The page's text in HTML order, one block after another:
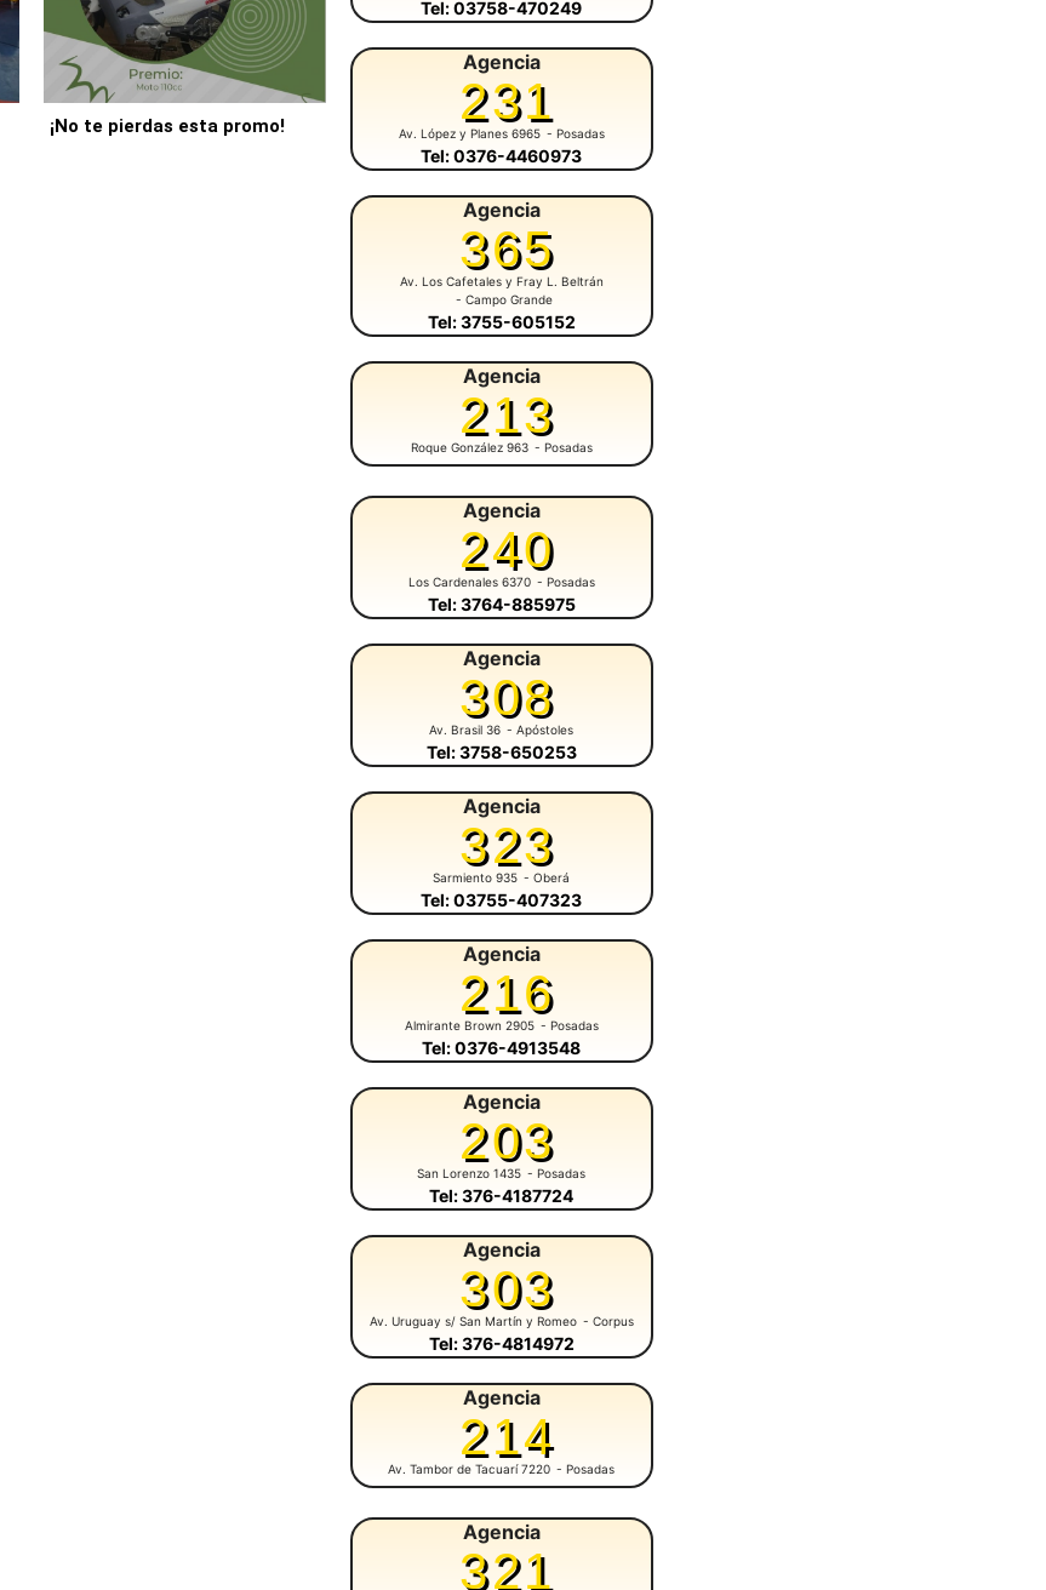
¡No te pierdas esta promo!
Tel: 03758-470249
Agencia
231
Av. López y Planes 6965 - Posadas
Tel: 0376-4460973
Agencia
365
Av. Los Cafetales y Fray L. Beltrán
- Campo Grande
Tel: 3755-605152
Agencia
213
Roque González 963 - Posadas
Agencia
240
Los Cardenales 6370 - Posadas
Tel: 3764-885975
Agencia
308
Av. Brasil 36 - Apóstoles
Tel: 3758-650253
Agencia
323
Sarmiento 935 - Oberá
Tel: 03755-407323
Agencia
216
Almirante Brown 2905 - Posadas
Tel: 0376-4913548
Agencia
203
San Lorenzo 1435 - Posadas
Tel: 376-4187724
Agencia
303
Av. Uruguay s/ San Martín y Romeo - Corpus
Tel: 376-4814972
Agencia
214
Av. Tambor de Tacuarí 7220 - Posadas
Agencia
321